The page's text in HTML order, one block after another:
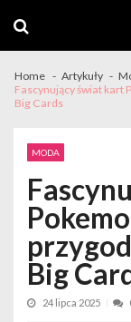
navigation
content
Home Artykuły
Fascynujący świat kart
Big Cards
MODA
Big
24 lipca 2025